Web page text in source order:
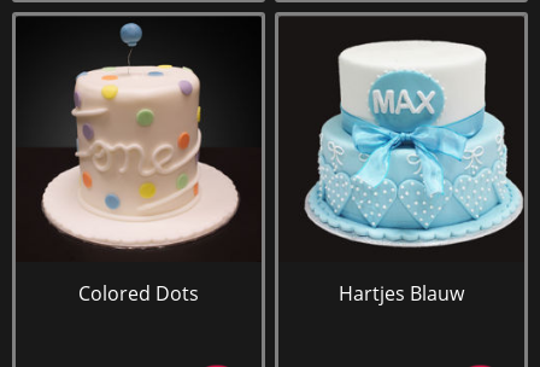
Colored Dots Hartjes Blauw